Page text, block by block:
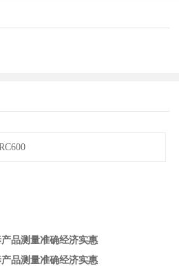
品测量准确经济实惠
品测量准确经济实惠